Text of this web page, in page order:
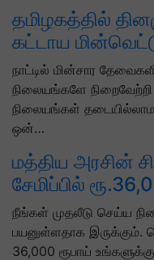
தமிழகத்தில்
கட்டாய
நாட்டில் மின்சார
நிலையங்களே
நிலையங்கள்
ஒன்…
மத்திய அரசின்
சேமிப்பில்
நீங்கள் முதலீடு செய்ய
பயனுள்ளதாக இருக்கும்.
36,000 ரூபாய்